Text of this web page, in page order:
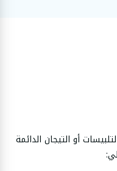
أو التيجان الدائمة